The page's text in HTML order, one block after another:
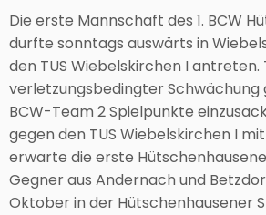
Die erste Mannschaft des 1. BCW
durfte sonntags auswärts in
den TUS Wiebelskirchen I antreten.
verletzungsbedingter Schwächung
BCW-Team 2 Spielpunkte
gegen den TUS Wiebelskirchen I
erwarte die erste
Gegner aus Andernach und
Oktober in der Hütschenhausener